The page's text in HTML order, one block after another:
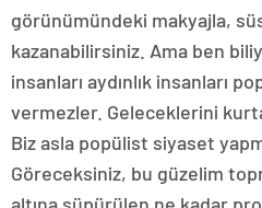
görünümündeki makyajla,
kazanabilirsiniz. Ama ben
insanları aydınlık insanları
vermezler. Geleceklerini
Biz asla popülist siyaset
Göreceksiniz, bu güzelim